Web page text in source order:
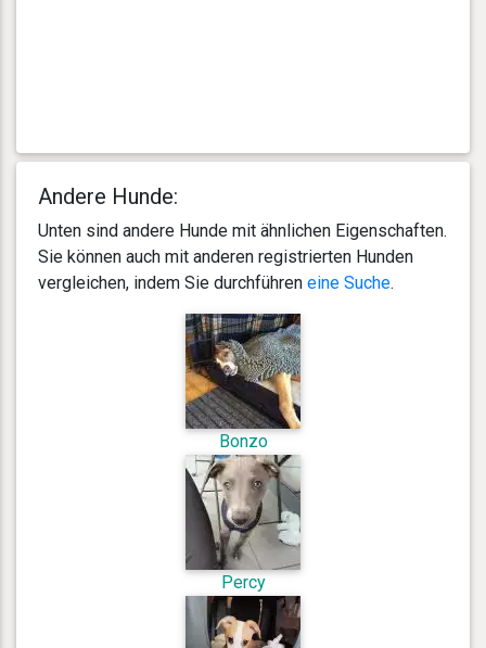
Andere Hunde:
Unten sind andere Hunde mit ähnlichen Eigenschaften.
Sie können auch mit anderen registrierten Hunden
vergleichen, indem Sie durchführen eine Suche.
Bonzo
Percy